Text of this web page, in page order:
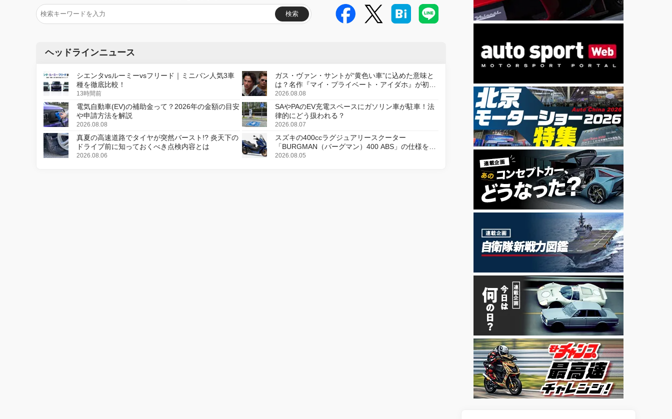
検索
ヘッドラインニュース
シエンタvsルーミーvsフリード｜ミニバン人気3車
種を徹底比較！
13時間前
ガス・ヴァン・サントが“黄色い車”に込めた意味と
は？名作『マイ・プライベート・アイダホ』が初の
デジタルリマスター版で復活
2026.08.08
電気自動車(EV)の補助金って？2026年の金額の目安
や申請方法を解説
2026.08.08
SAやPAのEV充電スペースにガソリン車が駐車！法
律的にどう扱われる？
2026.08.07
真夏の高速道路でタイヤが突然バースト!? 炎天下の
ドライブ前に知っておくべき点検内容とは
2026.08.06
スズキの400ccラグジュアリースクーター
「BURGMAN（バーグマン）400 ABS」の仕様を変
更し、8月18日に発売
2026.08.05